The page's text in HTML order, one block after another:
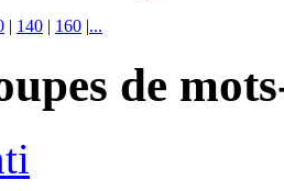
| 140 | 160 |...
de